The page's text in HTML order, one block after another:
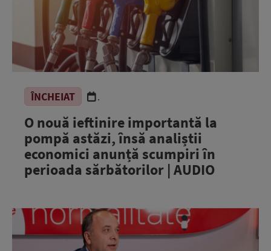
ÎNCHEIAT .
O nouă ieftinire importantă la
pompă astăzi, însă analiștii
economici anunță scumpiri în
perioada sărbătorilor | AUDIO